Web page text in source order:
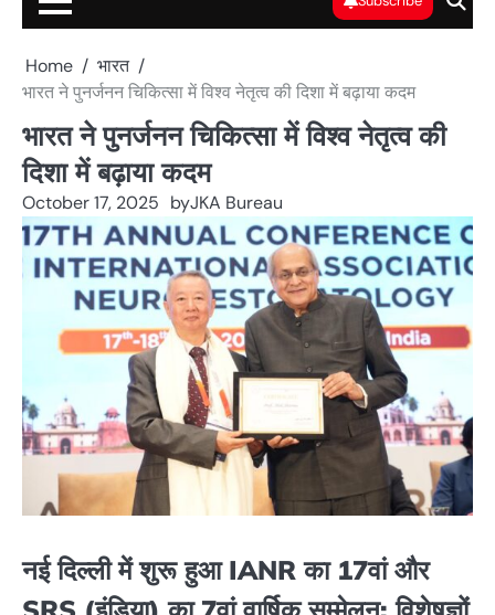
Home
भारत
भारत ने पुनर्जनन चिकित्सा में विश्व नेतृत्व की दिशा में बढ़ाया कदम
भारत ने पुनर्जनन चिकित्सा में विश्व नेतृत्व की
दिशा में बढ़ाया कदम
October 17, 2025 byJKA Bureau
नई दिल्ली में शुरू हुआ IANR का 17वां और